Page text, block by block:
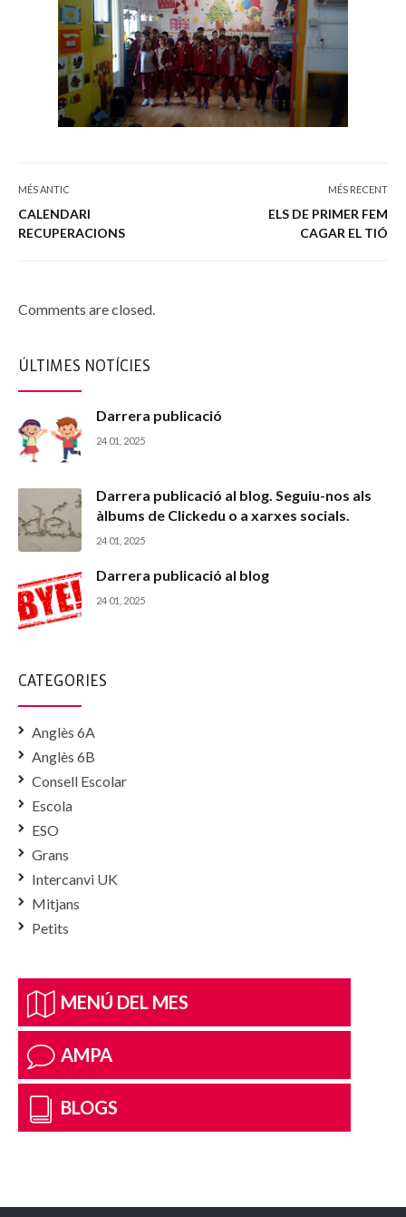
MÉS ANTIC
CALENDARI
RECUPERACIONS
MÉS RECENT
ELS DE PRIMER FEM
CAGAR EL TIÓ
Comments are closed.
ÚLTIMES NOTÍCIES
Darrera publicació
24 01, 2025
Darrera publicació al blog. Seguiu-nos als
àlbums de Clickedu o a xarxes socials.
24 01, 2025
Darrera publicació al blog
24 01, 2025
CATEGORIES
Anglès 6A
Anglès 6B
Consell Escolar
Escola
ESO
Grans
Intercanvi UK
Mitjans
Petits
MENÚ DEL MES
AMPA
BLOGS